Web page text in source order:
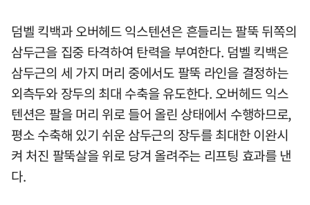
덤벨 킥백과 오버헤드 익스텐션은 흔들리는 팔뚝 뒤쪽의
삼두근을 집중 타격하여 탄력을 부여한다. 덤벨 킥백은
삼두근의 세 가지 머리 중에서도 팔뚝 라인을 결정하는
외측두와 장두의 최대 수축을 유도한다. 오버헤드 익스
텐션은 팔을 머리 위로 들어 올린 상태에서 수행하므로,
평소 수축해 있기 쉬운 삼두근의 장두를 최대한 이완시
켜 처진 팔뚝살을 위로 당겨 올려주는 리프팅 효과를 낸
다.